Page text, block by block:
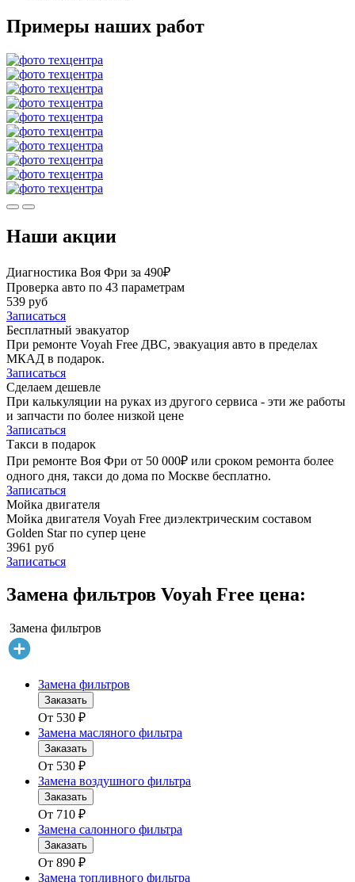
Примеры наших работ
Наши акции
Диагностика Воя Фри за 490₽
Проверка авто по 43 параметрам
539 руб
Записаться
Бесплатный эвакуатор
При ремонте Voyah Free ДВС, эвакуация авто в пределах
МКАД в подарок.
Записаться
Сделаем дешевле
При калькуляции на руках из другого сервиса - эти же работы
и запчасти по более низкой цене
Записаться
Такси в подарок
При ремонте Воя Фри от 50 000₽ или сроком ремонта более
одного дня, такси до дома по Москве бесплатно.
Записаться
Мойка двигателя
Мойка двигателя Voyah Free диэлектрическим составом
Golden Star по супер цене
3961 руб
Записаться
Замена фильтров Voyah Free цена:
Замена фильтров
Замена фильтров
Заказать
От 530 ₽
Замена масляного фильтра
Заказать
От 530 ₽
Замена воздушного фильтра
Заказать
От 710 ₽
Замена салонного фильтра
Заказать
От 890 ₽
Замена топливного фильтра